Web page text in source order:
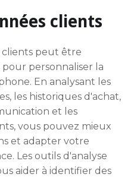
clients
clients peut être
personnaliser la
En analysant les
les historiques d'achat,
et les
vous pouvez mieux
et adapter votre
Les outils d'analyse
aider à identifier des